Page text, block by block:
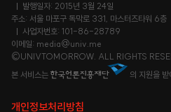
발행일자: 2015년 3월 24일
주소: 서울 마포구 독막로 331, 마스터즈타워 6층
사업자번호: 101-86-28789
이메일: media@univ.me
©UNIVTOMORROW. ALL RIGHTS
본 서비스는
의 지원을
개인정보처리방침